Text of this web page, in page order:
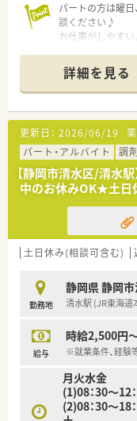
パートの方は曜
談ください♪
お仕事がしやすい
詳細を見る
更新日： 2026/06/19
パート・アルバイト
調
【静岡市清水区/清水
中のお休みOK★土日
土日休み(相談可含む)
勤務地
静岡県 静岡
清水駅 (JR東海道
給与
時給2,500円
※就業条件、経験
月火水金
(1)08：30～12
(2)08：30～18